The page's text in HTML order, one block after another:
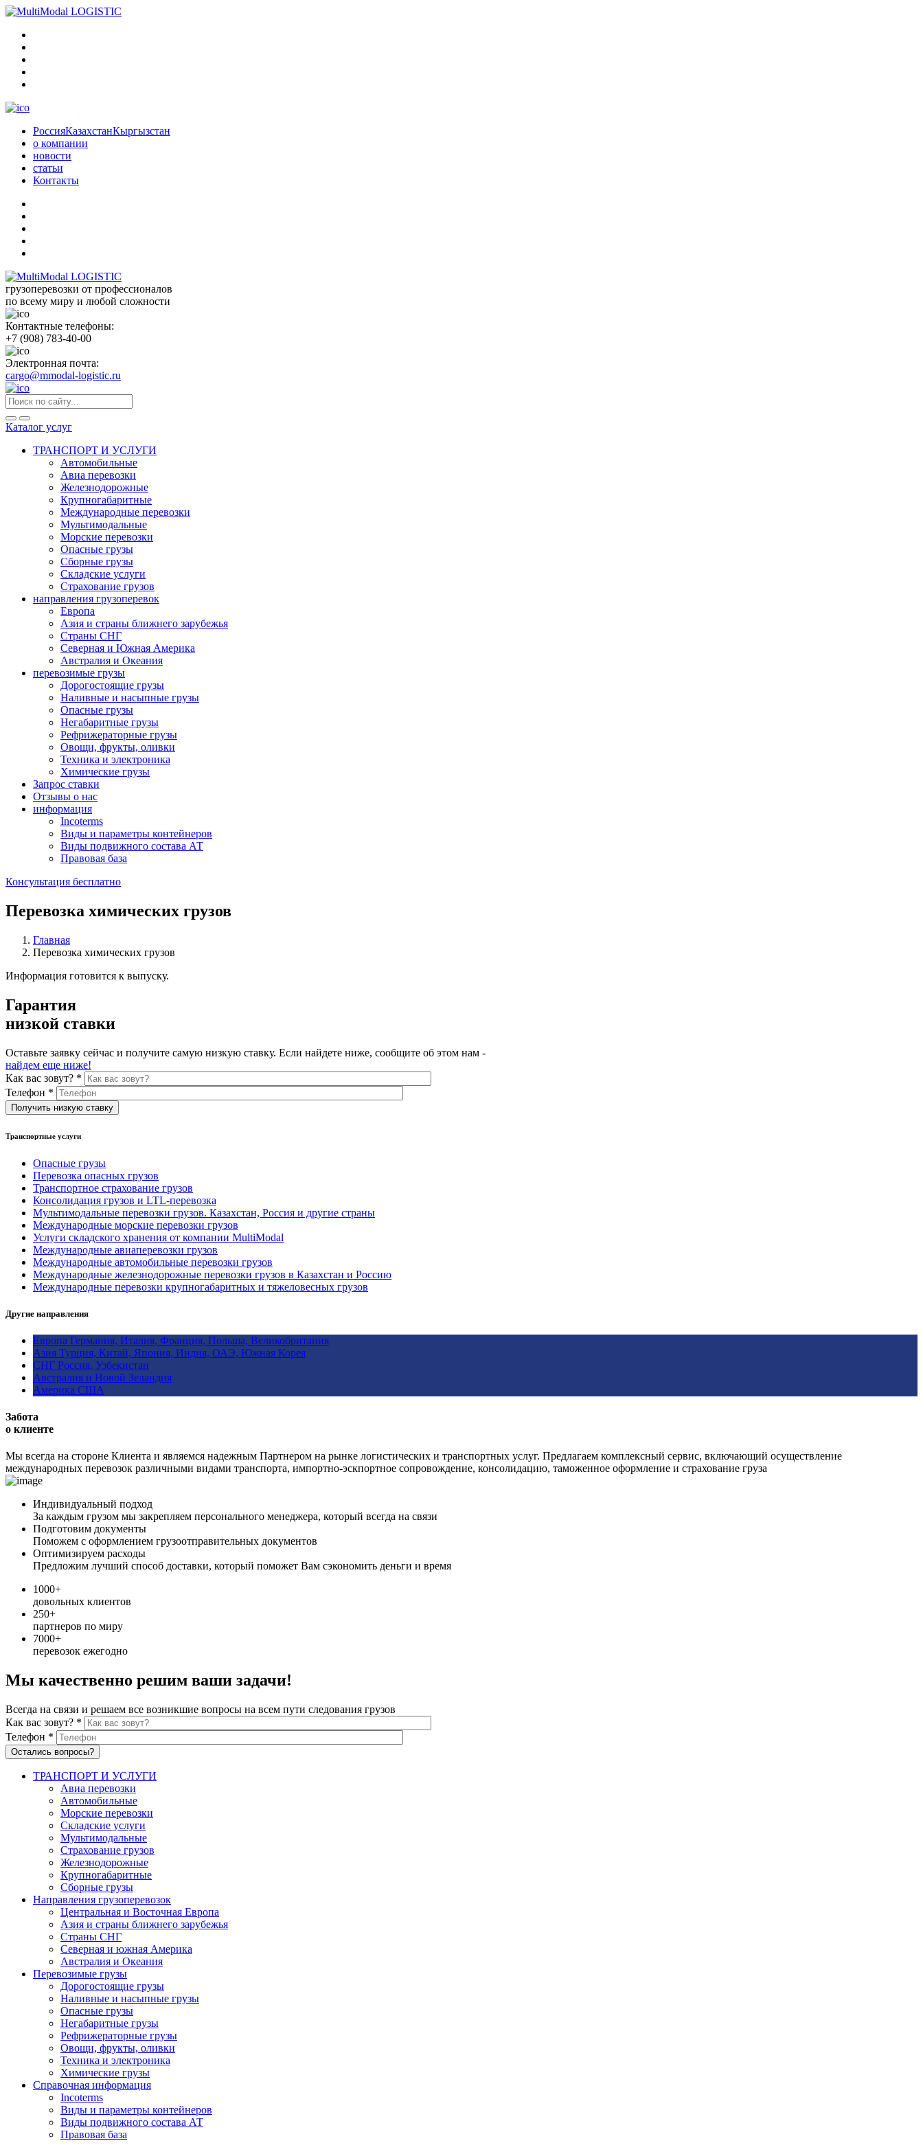
РоссияКазахстанКыргызстан
о компании
новости
статьи
Контакты
грузоперевозки от профессионалов
по всему миру и любой сложности
Контактные телефоны:
+7 (908) 783-40-00
Электронная почта:
cargo@mmodal-logistic.ru
Каталог услуг
ТРАНСПОРТ И УСЛУГИ
Автомобильные
Авиа перевозки
Железнодорожные
Крупногабаритные
Международные перевозки
Мультимодальные
Морские перевозки
Опасные грузы
Сборные грузы
Складские услуги
Страхование грузов
направления грузоперевок
Европа
Азия и страны ближнего зарубежья
Страны СНГ
Северная и Южная Америка
Австралия и Океания
перевозимые грузы
Дорогостоящие грузы
Наливные и насыпные грузы
Опасные грузы
Негабаритные грузы
Рефрижераторные грузы
Овощи, фрукты, оливки
Техника и электроника
Химические грузы
Запрос ставки
Отзывы о нас
информация
Incoterms
Виды и параметры контейнеров
Виды подвижного состава АТ
Правовая база
Консультация бесплатно
Перевозка химических грузов
Главная
Перевозка химических грузов
Информация готовится к выпуску.
Гарантия
низкой ставки
Оставьте заявку сейчас и получите самую низкую ставку. Если найдете ниже, сообщите об этом нам -
найдем еще ниже!
Как вас зовут? *
Телефон *
Транспортные услуги
Опасные грузы
Перевозка опасных грузов
Транспортное страхование грузов
Консолидация грузов и LTL-перевозка
Мультимодальные перевозки грузов. Казахстан, Россия и другие страны
Международные морские перевозки грузов
Услуги складского хранения от компании MultiModal
Международные авиаперевозки грузов
Международные автомобильные перевозки грузов
Международные железнодорожные перевозки грузов в Казахстан и Россию
Международные перевозки крупногабаритных и тяжеловесных грузов
Другие направления
Европа Германия, Италия, Франция, Польша, Великобритания
Азия Турция, Китай, Япония, Индия, ОАЭ, Южная Корея
СНГ Россия, Узбекистан
Австралия и Новой Зеландия
Америка США
Забота
о клиенте
Мы всегда на стороне Клиента и являемся надежным Партнером на рынке логистических и транспортных услуг. Предлагаем комплексный сервис, включающий осуществление
международных перевозок различными видами транспорта, импортно-эскпортное сопровождение, консолидацию, таможенное оформление и страхование груза
Индивидуальный подход
За каждым грузом мы закрепляем персонального менеджера, который всегда на связи
Подготовим документы
Поможем с оформлением грузоотправительных документов
Оптимизируем расходы
Предложим лучший способ доставки, который поможет Вам сэкономить деньги и время
1000+
довольных клиентов
250+
партнеров по миру
7000+
перевозок ежегодно
Мы качественно решим ваши задачи!
Всегда на связи и решаем все возникшие вопросы на всем пути следования грузов
Как вас зовут? *
Телефон *
ТРАНСПОРТ И УСЛУГИ
Авиа перевозки
Автомобильные
Морские перевозки
Складские услуги
Мультимодальные
Страхование грузов
Железнодорожные
Крупногабаритные
Сборные грузы
Направления грузоперевозок
Центральная и Восточная Европа
Азия и страны ближнего зарубежья
Страны СНГ
Северная и южная Америка
Австралия и Океания
Перевозимые грузы
Дорогостоящие грузы
Наливные и насыпные грузы
Опасные грузы
Негабаритные грузы
Рефрижераторные грузы
Овощи, фрукты, оливки
Техника и электроника
Химические грузы
Справочная информация
Incoterms
Виды и параметры контейнеров
Виды подвижного состава АТ
Правовая база